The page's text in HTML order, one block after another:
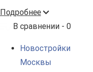
Подробнее
В сравнении - 0
Новостройки
Москвы